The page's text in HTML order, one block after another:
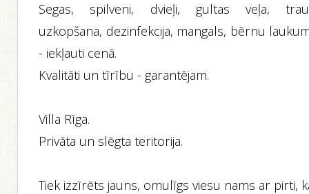
Segas, spilveni, dvieļi, gultas veļa,
uzkopšana, dezinfekcija, mangals, bērnu
- iekļauti cenā.
Kvalitāti un tīrību - garantējam.
Villa Rīga.
Privāta un slēgta teritorija.
Tiek izzīrēts jauns, omulīgs viesu nams ar pirti,